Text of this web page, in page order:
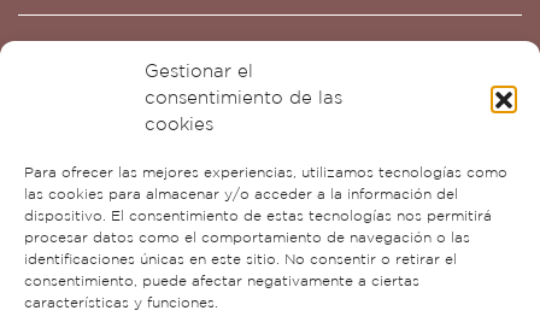
Gestionar el
consentimiento de las
cookies
Para ofrecer las mejores experiencias, utilizamos tecnologías como
las cookies para almacenar y/o acceder a la información del
dispositivo. El consentimiento de estas tecnologías nos permitirá
procesar datos como el comportamiento de navegación o las
identificaciones únicas en este sitio. No consentir o retirar el
consentimiento, puede afectar negativamente a ciertas
características y funciones.
Haz clic para aceptar cookies de